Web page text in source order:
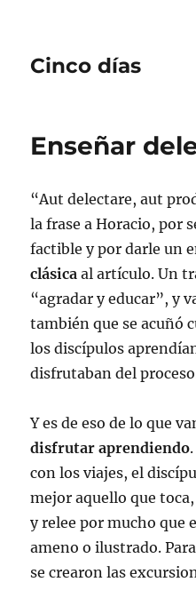
Cinco días
Enseñar
“Aut delectare, aut
la frase a Horacio, por
factible y por darle un
clásica al artículo. Un
“agradar y educar”, y
también que se acuñó
los discípulos
disfrutaban del
Y es de eso de lo que
disfrutar aprendiendo
con los viajes, el
mejor aquello que
y relee por mucho que
ameno o ilustrado.
se crearon las